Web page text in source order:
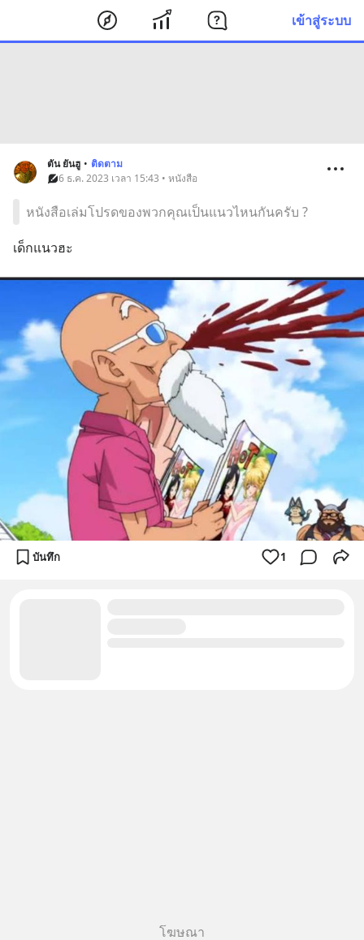
เข้าสู่ระบบ
ตัน ยันฮู • ติดตาม
6 ธ.ค. 2023 เวลา 15:43 • หนังสือ
หนังสือเล่มโปรดของพวกคุณเป็นแนวไหนกันครับ ?
เด็กแนวฮะ
บันทึก 1
โฆษณา